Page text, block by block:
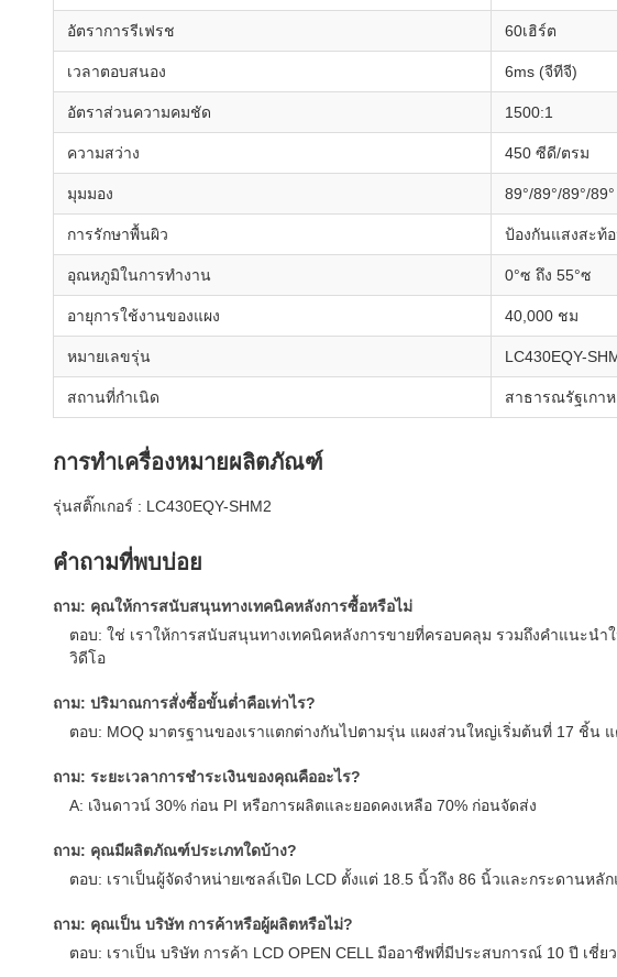
อัตราการรีเฟรช 60เฮิร์ต
เวลาตอบสนอง 6ms (จีทีจี)
อัตราส่วนความคมชัด 1500:1
ความสว่าง 450 ซีดี/ตรม
มุมมอง 89°/89°/89°/
การรักษาพื้นผิว ป้องกันแสงสะท้
อุณหภูมิในการทำงาน 0°ซ ถึง 55°ซ
อายุการใช้งานของแผง 40,000 ชม
หมายเลขรุ่น LC430EQY-
สถานที่กำเนิด สาธารณรัฐเกา
การทำเครื่องหมายผลิตภัณฑ์
รุ่นสติ๊กเกอร์ : LC430EQY-SHM2
คำถามที่พบบ่อย
ถาม: คุณให้การสนับสนุนทางเทคนิคหลังการซื้อหรือไม่
ตอบ: ใช่ เราให้การสนับสนุนทางเทคนิคหลังการขายที่ครอบคลุม รวมถึงคำแนะน
วิดีโอ
ถาม: ปริมาณการสั่งซื้อขั้นต่ำคือเท่าไร?
ตอบ: MOQ มาตรฐานของเราแตกต่างกันไปตามรุ่น แผงส่วนใหญ่เริ่มต้นที่ 17 ชิ้น
ถาม: ระยะเวลาการชำระเงินของคุณคืออะไร?
A: เงินดาวน์ 30% ก่อน PI หรือการผลิตและยอดคงเหลือ 70% ก่อนจัดส่ง
ถาม: คุณมีผลิตภัณฑ์ประเภทใดบ้าง?
ตอบ: เราเป็นผู้จัดจำหน่ายเซลล์เปิด LCD ตั้งแต่ 18.5 นิ้วถึง 86 นิ้วและกระดานห
ถาม: คุณเป็น บริษัท การค้าหรือผู้ผลิตหรือไม่?
ตอบ: เราเป็น บริษัท การค้า LCD OPEN CELL มืออาชีพที่มีประสบการณ์ 10 ปี เ